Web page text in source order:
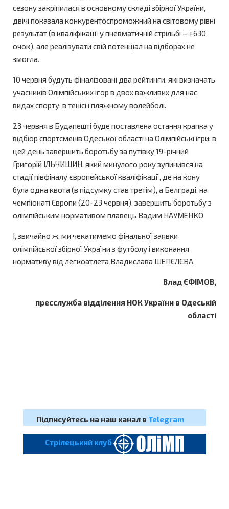
сезону закріпилася в основному складі збірної України,
двічі показала конкурентоспроможний на світовому рівні
результат (в кваліфікації у пневматичній стрільбі – +630
очок), але реалізувати свій потенціал на відборах не
змогла.
10 червня будуть фіналізовані два рейтинги, які визначать
учасників Олімпійських ігор в двох важливих для нас
видах спорту: в тенісі і пляжному волейболі.
23 червня в Будапешті буде поставлена остання крапка у
відбіор спортсменів Одеської області на Олімпійські ігри: в
цей день завершить боротьбу за путівку 19-річний
Григорій ІЛЬЧИШИН, який минулого року зупинився на
стадії півфіналу європейської кваліфікації, де на кону
була одна квота (в підсумку став третім), а Белграді, на
чемпіонаті Європи (20-23 червня), завершить боротьбу з
олімпійським нормативом плавець Вадим НАУМЕНКО
І, звичайно ж, ми чекатимемо фінальної заявки
олімпійської збірної України з футболу і виконання
нормативу від легкоатлета Владислава ШЕПЄЛЄВА.
Влад ЄФІМОВ,
пресслужба відділення НОК України в Одеській
області
Підписуйтесь на наш канал в Telegram
Cтрілецький клуб